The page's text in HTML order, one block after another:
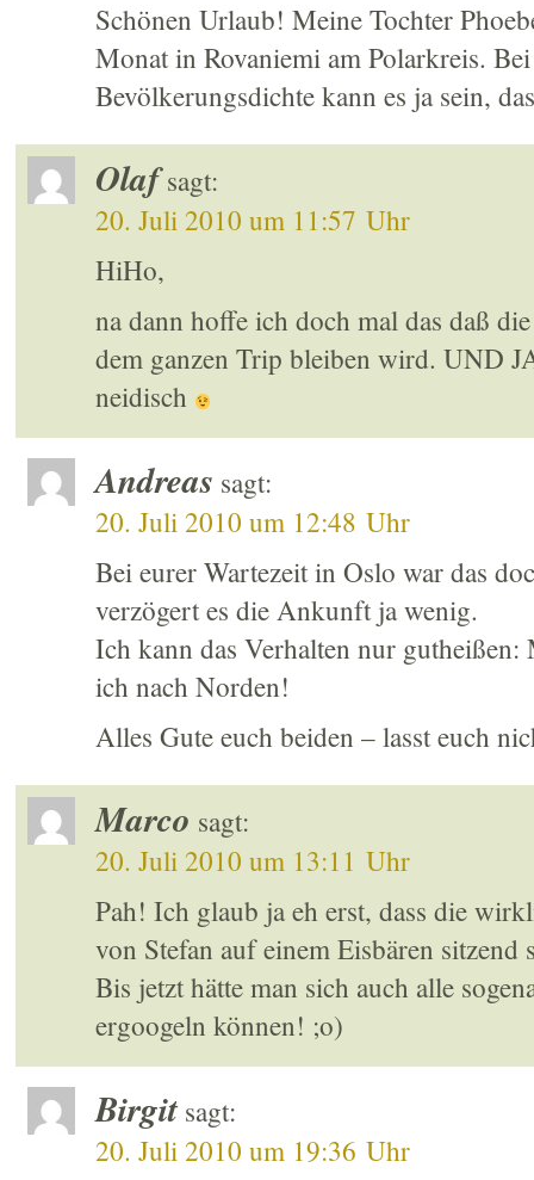
Schönen Urlaub! Meine Tochter
Monat in Rovaniemi am Polarkreis.
Bevölkerungsdichte kann es ja sein,
Olaf sagt:
20. Juli 2010 um 11:57 Uhr
HiHo,
na dann hoffe ich doch mal das daß
dem ganzen Trip bleiben wird. UND
neidisch
Andreas sagt:
20. Juli 2010 um 12:48 Uhr
Bei eurer Wartezeit in Oslo war das
verzögert es die Ankunft ja wenig.
Ich kann das Verhalten nur
ich nach Norden!
Alles Gute euch beiden – lasst euch
Marco sagt:
20. Juli 2010 um 13:11 Uhr
Pah! Ich glaub ja eh erst, dass die
von Stefan auf einem Eisbären sitzend
Bis jetzt hätte man sich auch alle
ergoogeln können! ;o)
Birgit sagt:
20. Juli 2010 um 19:36 Uhr